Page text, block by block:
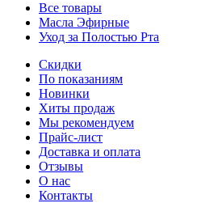
Все товары
Масла Эфирные
Уход за Полостью Рта
Скидки
По показаниям
Новинки
Хиты продаж
Мы рекомендуем
Прайс-лист
Доставка и оплата
Отзывы
О нас
Контакты